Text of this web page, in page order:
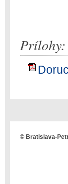
Prílohy:
© Bratislava-